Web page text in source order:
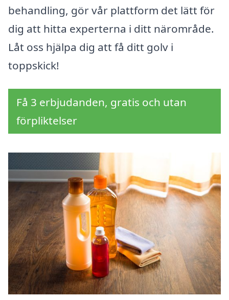
behandling, gör vår plattform det lätt för
dig att hitta experterna i ditt närområde.
Låt oss hjälpa dig att få ditt golv i
toppskick!
Få 3 erbjudanden, gratis och utan
förpliktelser